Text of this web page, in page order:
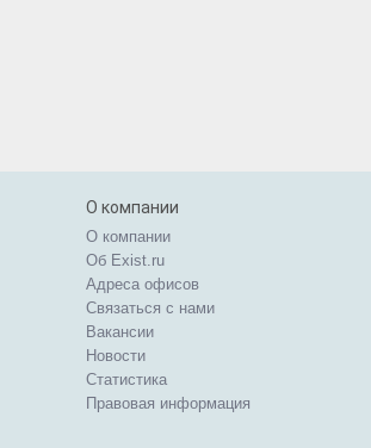
О компании
О компании
Об Exist.ru
Адреса офисов
Связаться с нами
Вакансии
Новости
Статистика
Правовая информация